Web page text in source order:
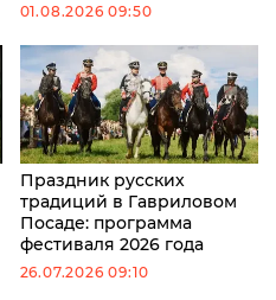
01.08.2026 09:50
Праздник русских
традиций в Гавриловом
Посаде: программа
фестиваля 2026 года
26.07.2026 09:10